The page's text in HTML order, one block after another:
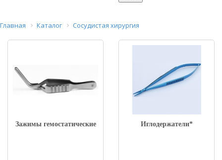
Главная Каталог Сосудистая хирургия
Зажимы гемостатические Иглодержатели*